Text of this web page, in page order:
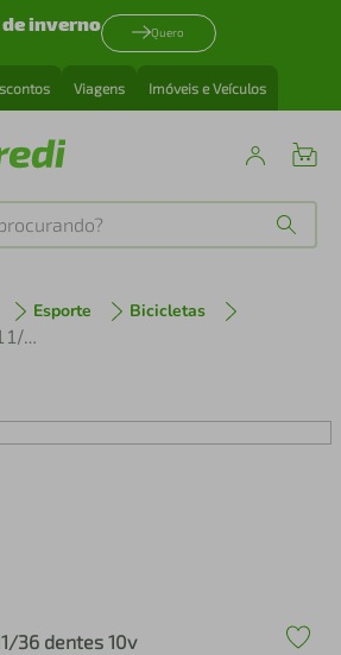
inverno Quero
Viagens Imóveis e Veículos
Esporte Bicicletas
Cassete MS1 Cinza 11/36 dentes 10v
36 dentes 10v